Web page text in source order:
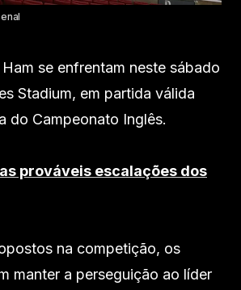
se enfrentam neste sábado
Stadium, em partida válida
do Campeonato Inglês.
prováveis escalações dos
na competição, os
manter a perseguição ao líder